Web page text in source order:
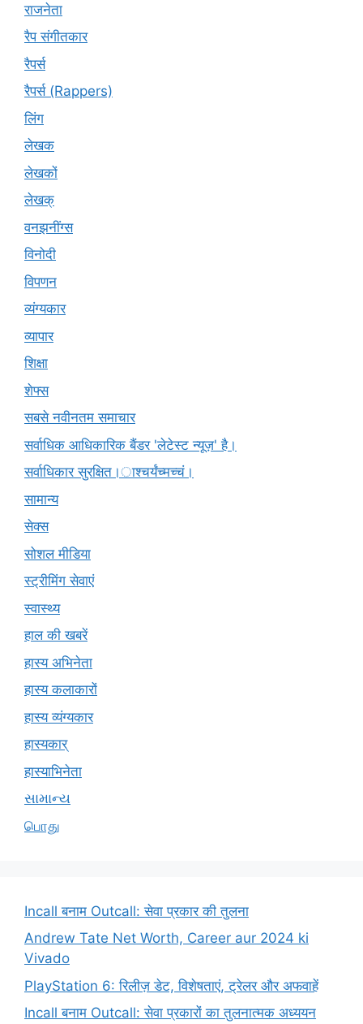
राजनेता
रैप संगीतकार
रैपर्स
रैपर्स (Rappers)
लिंग
लेखक
लेखकों
लेखक्
वनझनींग्स
विनोदी
विपणन
व्यंग्यकार
व्यापार
शिक्षा
शेफ्स
सबसे नवीनतम समाचार
सर्वाधिक आधिकारिक बैंडर 'लेटेस्ट न्यूज़' है।
सर्वाधिकार सुरक्षित।ाश्चर्यंच्मच्चं।
सामान्य
सेक्स
सोशल मीडिया
स्ट्रीमिंग सेवाएं
स्वास्थ्य
हाल की खबरें
हास्य अभिनेता
हास्य कलाकारों
हास्य व्यंग्यकार
हास्यकार्
हास्याभिनेता
સામાન્ય
பொது
Incall बनाम Outcall: सेवा प्रकार की तुलना
Andrew Tate Net Worth, Career aur 2024 ki
Vivado
PlayStation 6: रिलीज़ डेट, विशेषताएं, ट्रेलर और अफवाहें
Incall बनाम Outcall: सेवा प्रकारों का तुलनात्मक अध्ययन